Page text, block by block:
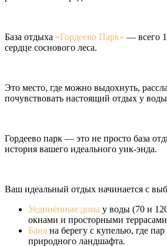
База отдыха «Гордеево Парк» — всего
сердце соснового леса.
Это место, где можно выдохнуть,
почувствовать настоящий отдых у
Гордеево парк — это не просто база
история вашего идеального уик-энда.
Ваш идеальный отдых начинается с
Уединённые дома у воды (70 и
окнами и просторными террасами
Баня на берегу с купелью, где
природного ландшафта.